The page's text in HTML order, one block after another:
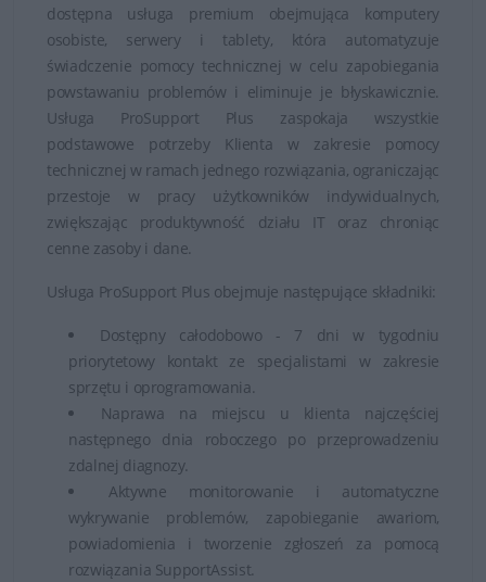
dostępna usługa premium obejmująca komputery
osobiste, serwery i tablety, która automatyzuje
świadczenie pomocy technicznej w celu zapobiegania
powstawaniu problemów i eliminuje je błyskawicznie.
Usługa ProSupport Plus zaspokaja wszystkie
podstawowe potrzeby Klienta w zakresie pomocy
technicznej w ramach jednego rozwiązania, ograniczając
przestoje w pracy użytkowników indywidualnych,
zwiększając produktywność działu IT oraz chroniąc
cenne zasoby i dane.
Usługa ProSupport Plus obejmuje następujące składniki:
Dostępny całodobowo - 7 dni w tygodniu
priorytetowy kontakt ze specjalistami w zakresie
sprzętu i oprogramowania.
Naprawa na miejscu u klienta najczęściej
następnego dnia roboczego po przeprowadzeniu
zdalnej diagnozy.
Aktywne monitorowanie i automatyczne
wykrywanie problemów, zapobieganie awariom,
powiadomienia i tworzenie zgłoszeń za pomocą
rozwiązania SupportAssist.